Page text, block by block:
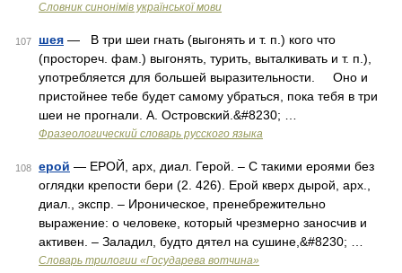
Словник синонімів української мови
107 шея — В три шеи гнать (выгонять и т. п.) кого что
(простореч. фам.) выгонять, турить, выталкивать и т. п.),
употребляется для большей выразительности. Оно и
пристойнее тебе будет самому убраться, пока тебя в три
шеи не прогнали. А. Островский.&#8230; …
Фразеологический словарь русского языка
108 ерой — ЕРОЙ, арх, диал. Герой. – С такими ероями без
оглядки крепости бери (2. 426). Ерой кверх дырой, арх.,
диал., экспр. – Ироническое, пренебрежительно
выражение: о человеке, который чрезмерно заносчив и
активен. – Заладил, будто дятел на сушине,&#8230; …
Словарь трилогии «Государева вотчина»